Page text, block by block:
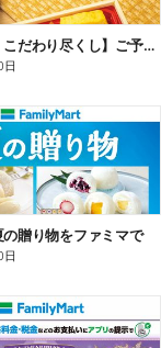
【旨さ格別、こだわり尽くし】ご予約弁当
日
の贈り物をファミマで
日